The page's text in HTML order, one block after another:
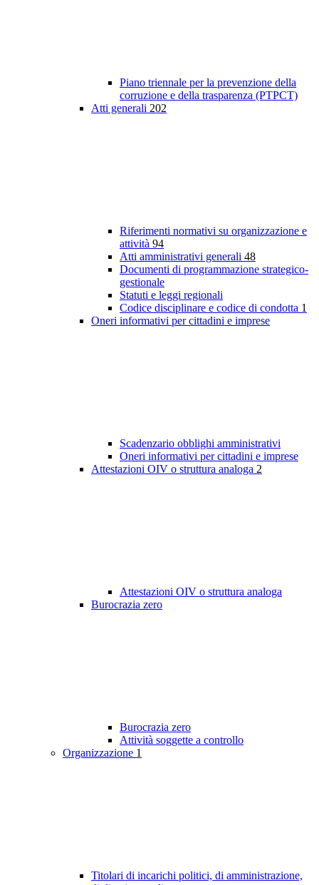
Piano triennale per la prevenzione della
corruzione e della trasparenza (PTPCT)
Atti generali 202
Riferimenti normativi su organizzazione e
attività 94
Atti amministrativi generali 48
Documenti di programmazione strategico-
gestionale
Statuti e leggi regionali
Codice disciplinare e codice di condotta 1
Oneri informativi per cittadini e imprese
Scadenzario obblighi amministrativi
Oneri informativi per cittadini e imprese
Attestazioni OIV o struttura analoga 2
Attestazioni OIV o struttura analoga
Burocrazia zero
Burocrazia zero
Attività soggette a controllo
Organizzazione 1
Titolari di incarichi politici, di amministrazione,